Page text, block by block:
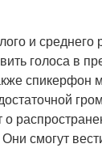
и среднего
голоса в
спикерфон
о
смогут